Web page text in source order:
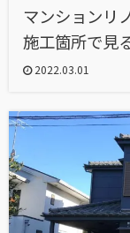
マンションリ
施工箇所で見
2022.03.01